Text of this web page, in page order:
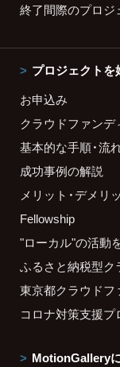
終了間際のプロジ
プロジェクトを
お申込み
クラウドファンデ
基本的な手順・流
成功事例の解説
メリット・デメリ
Fellowship
"ローカル"の活動
ふるさと納税型ク
東京都クラウド
コロナ対策支援
MotionGallery